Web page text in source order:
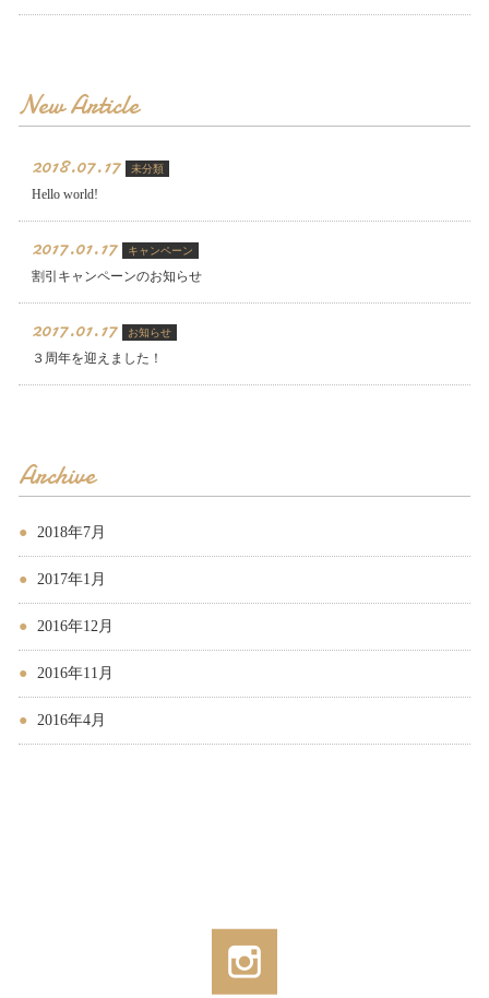
New Article
2018.07.17 未分類
Hello world!
2017.01.17 キャンペーン
割引キャンペーンのお知らせ
2017.01.17 お知らせ
３周年を迎えました！
Archive
2018年7月
2017年1月
2016年12月
2016年11月
2016年4月